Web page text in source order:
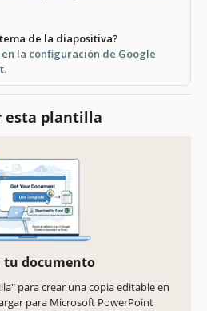
de la diapositiva?
en la configuración de Google
esta plantilla
tu documento
para crear una copia editable en
para Microsoft PowerPoint